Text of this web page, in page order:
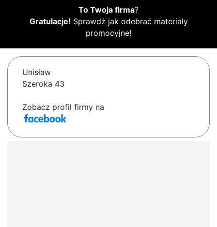
To Twoja firma?
Gratulacje! Sprawdź jak odebrać materiały
promocyjne!
Unisław
Szeroka 43
Zobacz profil firmy na